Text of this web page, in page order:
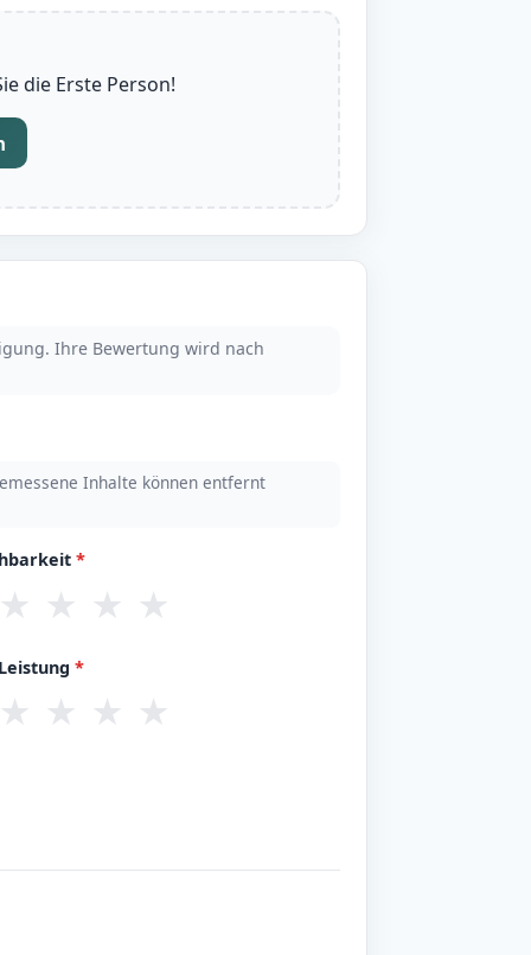
die Erste Person!
Ihre Bewertung wird nach
Inhalte können entfernt
*
★ ★ ★
*
★ ★ ★